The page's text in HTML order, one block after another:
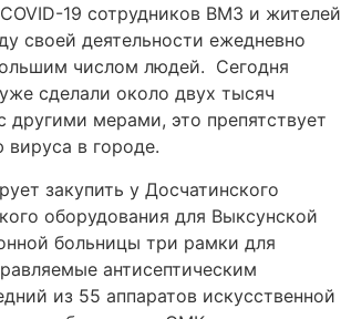
19 сотрудников ВМЗ и жителей
своей деятельности ежедневно
числом людей. Сегодня
сделали около двух тысяч
другими мерами, это препятствует
вируса в городе.
закупить у Досчатинского
оборудования для Выксунской
больницы три рамки для
антисептическим
из 55 аппаратов искусственной